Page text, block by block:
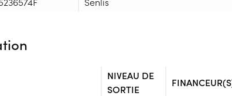
NIVEAU DE
SORTIE